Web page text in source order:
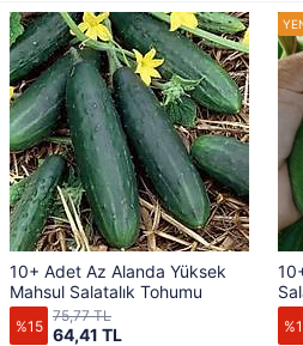
10+ Adet Az Alanda Yüksek
Mahsul Salatalık Tohumu
%15 64,41 TL
75,77 TL